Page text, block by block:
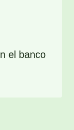
el banco